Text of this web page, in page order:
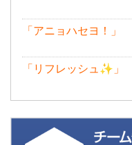
「アニョハセヨ！」
「リフレッシュ✨」